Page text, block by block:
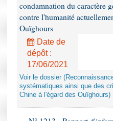
condamnation du caractère
contre l'humanité
Ouïghours
Date de
dépôt :
17/06/2021
Voir le dossier
systématiques ainsi que des
Chine à l'égard des Ouïghours)